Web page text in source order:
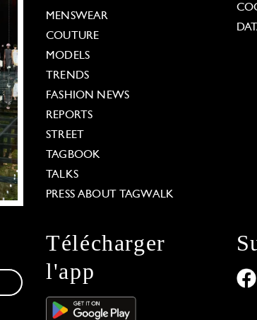
MENSWEAR
COUTURE
MODELS
TRENDS
FASHION NEWS
REPORTS
STREET
TAGBOOK
TALKS
PRESS ABOUT TAGWALK
Télécharger
l'app